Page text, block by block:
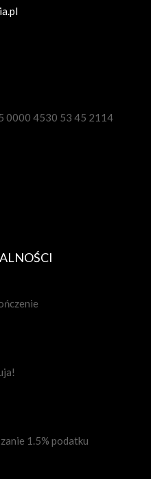
0000 4530 53 45 2114
1.5% podatku